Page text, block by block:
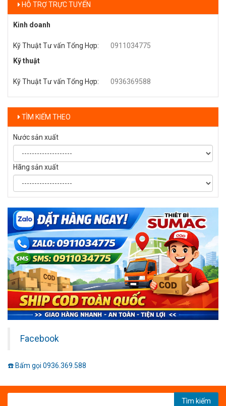
HỖ TRỢ TRỰC TUYẾN
Kinh doanh
Kỹ Thuật Tư vấn Tổng Hợp:
0911034775
Kỹ thuật
Kỹ Thuật Tư vấn Tổng Hợp: 0936369588
TÌM KIẾM THEO
Nước sản xuất
Hãng sản xuất
Facebook
☎️ Bấm gọi 0936.369.588
Tìm kiếm